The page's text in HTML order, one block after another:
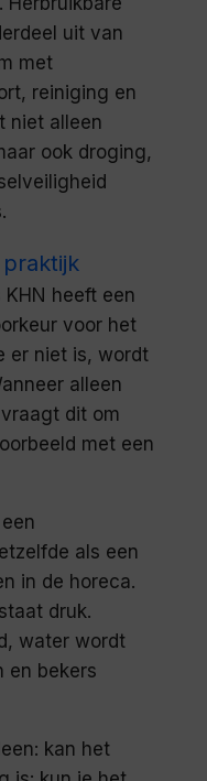
uit van
met
reiniging en
niet alleen
ook droging,
heeft een
voor het
er niet is, wordt
alleen
dit om
met een
als een
in de horeca.
druk.
water wordt
en bekers
kan het